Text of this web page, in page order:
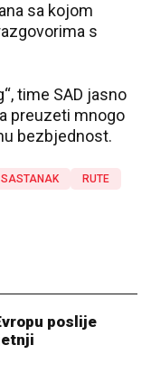
sa kojom
s
time SAD jasno
preuzeti mnogo
bezbjednost.
SASTANAK
RUTE
poslije